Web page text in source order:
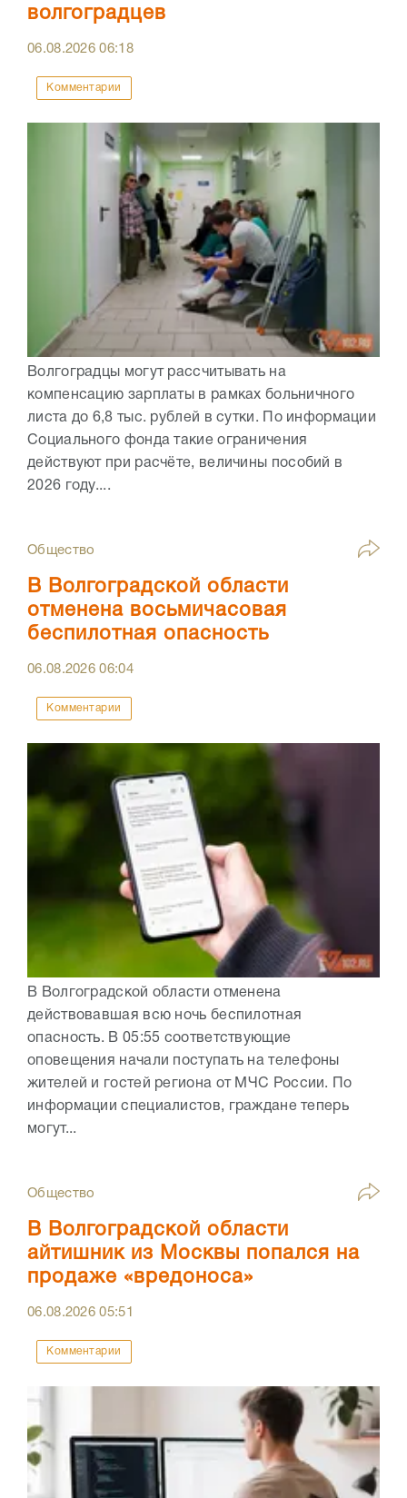
волгоградцев
06.08.202606:18
Комментарии
Волгоградцы могут рассчитывать на
компенсацию зарплаты в рамках больничного
листа до 6,8 тыс. рублей в сутки. По информации
Социального фонда такие ограничения
действуют при расчёте, величины пособий в
2026 году....
Общество
В Волгоградской области
отменена восьмичасовая
беспилотная опасность
06.08.202606:04
Комментарии
В Волгоградской области отменена
действовавшая всю ночь беспилотная
опасность. В 05:55 соответствующие
оповещения начали поступать на телефоны
жителей и гостей региона от МЧС России. По
информации специалистов, граждане теперь
могут...
Общество
В Волгоградской области
айтишник из Москвы попался на
продаже «вредоноса»
06.08.202605:51
Комментарии